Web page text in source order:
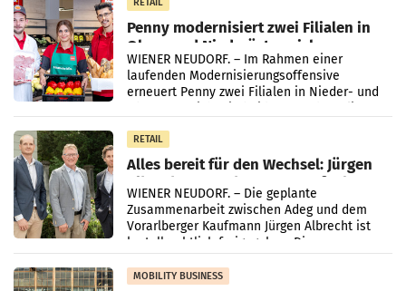
Penny modernisiert zwei Filialen in
Ober- und Niederösterreich
WIENER NEUDORF. – Im Rahmen einer
laufenden Modernisierungsoffensive
erneuert Penny zwei Filialen in Nieder- und
RETAIL
Alles bereit für den Wechsel: Jürgen
Albrecht setzt ab 1.1.2027 auf Adeg
WIENER NEUDORF. – Die geplante
Zusammenarbeit zwischen Adeg und dem
Vorarlberger Kaufmann Jürgen Albrecht ist
kartellrechtlich freigegeben: Die
Bundeswettbewerbsbehörde und der
Bundeskartellanwalt
MOBILITY BUSINESS